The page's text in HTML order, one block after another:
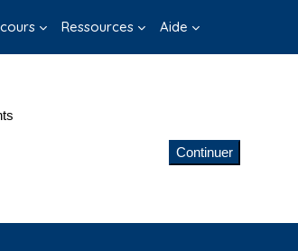
Ressources Aide
Continuer